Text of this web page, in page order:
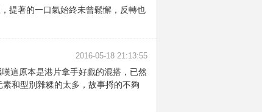
提著的一口氣始終未曾鬆懈，反轉也
2016-05-18 21:13:55
這原本是港片拿手好戲的混搭，已然
和型別雜糅的太多，故事捋的不夠